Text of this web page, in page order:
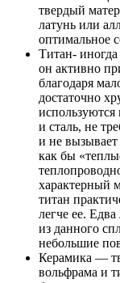
твердый
латунь или
оптимальное
Титан-
он активно
благодаря
достаточно
и сталь, не
и не
как бы
характерный
титан
легче ее.
из данного
небольшие
Керамика —
вольфрама и